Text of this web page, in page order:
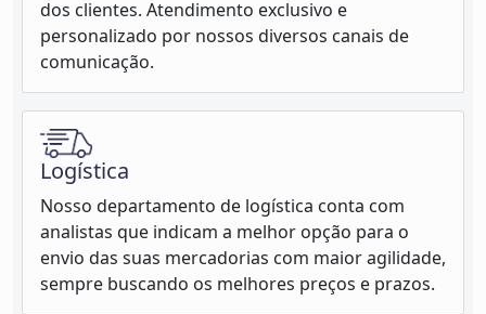
dos clientes. Atendimento exclusivo e
personalizado por nossos diversos canais de
comunicação.
Logística
Nosso departamento de logística conta com
analistas que indicam a melhor opção para o
envio das suas mercadorias com maior agilidade,
sempre buscando os melhores preços e prazos.